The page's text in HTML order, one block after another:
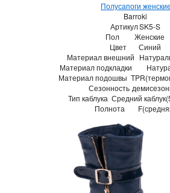
Полусапоги женские
Barroki
АртикулSK5-S
Пол
Женские
Цвет
Синий
Материал внешний
Материал подкладки
Материал подошвы
Сезонность
Тип каблука Средний
Полнота